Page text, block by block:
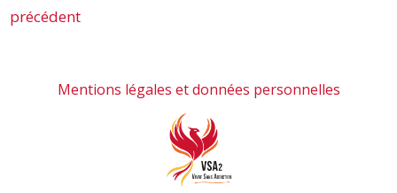
précédent
Mentions légales et données personnelles